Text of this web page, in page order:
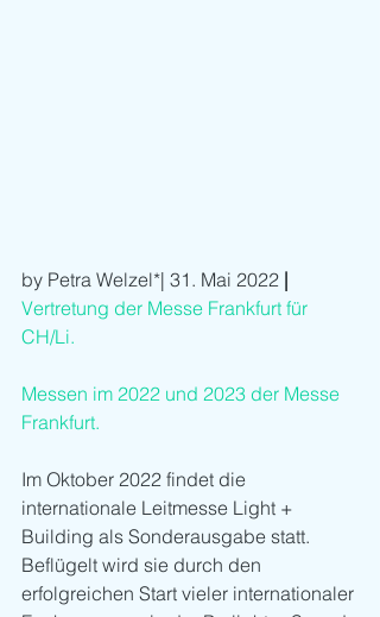
by Petra Welzel*| 31. Mai 2022 |
Vertretung der Messe Frankfurt für
CH/Li.
Messen im 2022 und 2023 der Messe
Frankfurt.
Im Oktober 2022 findet die
internationale Leitmesse Light +
Building als Sonderausgabe statt.
Beflügelt wird sie durch den
erfolgreichen Start vieler internationaler